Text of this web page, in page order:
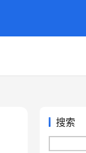
搜索